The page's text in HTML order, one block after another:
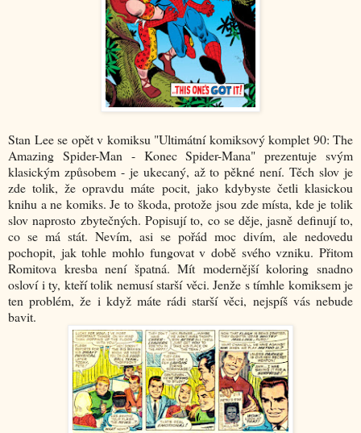
Stan Lee se opět v komiksu "Ultimátní komiksový komplet 90: The
Amazing Spider-Man - Konec Spider-Mana" prezentuje svým
klasickým způsobem - je ukecaný, až to pěkné není. Těch slov je
zde tolik, že opravdu máte pocit, jako kdybyste četli klasickou
knihu a ne komiks. Je to škoda, protože jsou zde místa, kde je tolik
slov naprosto zbytečných. Popisují to, co se děje, jasně definují to,
co se má stát. Nevím, asi se pořád moc divím, ale nedovedu
pochopit, jak tohle mohlo fungovat v době svého vzniku. Přitom
Romitova kresba není špatná. Mít modernější koloring snadno
osloví i ty, kteří tolik nemusí starší věci. Jenže s tímhle komiksem je
ten problém, že i když máte rádi starší věci, nejspíš vás nebude
bavit.